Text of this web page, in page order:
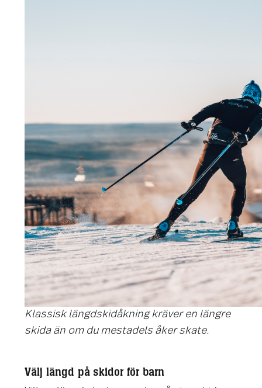
Klassisk längdskidåkning kräver en längre
skida än om du mestadels åker skate.
Välj längd på skidor för barn